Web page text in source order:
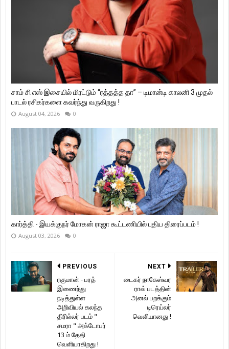
சாம் சி எஸ் இசையில் மிரட்டும் “ரத்தத்த தா” – டிமான்டி காலனி 3 முதல்
பாடல் ரசிகர்களை கவர்ந்து வருகிறது !
August 04, 2026 0
கார்த்தி - இயக்குநர் மோகன் ராஜா கூட்டணியில் புதிய திரைப்படம் !
August 03, 2026 0
NEXT
டைகர் நாகேஸ்வர
ராவ் படத்தின்
அனல் பறக்கும்
டிரெய்லர்
வெளியானது !
PREVIOUS
ரகுமான் - பரத்
இணைந்து
நடித்துள்ள
அறிவியல் கலந்த
திரில்லர் படம் "
சமரா " அக்டோபர்
13 ம் தேதி
வெளியாகிறது !